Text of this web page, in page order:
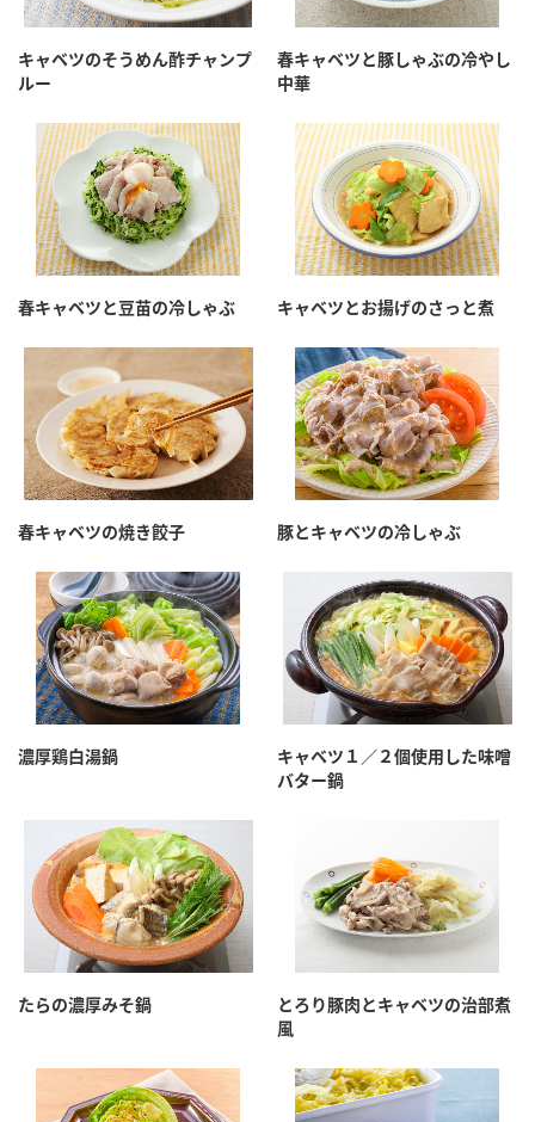
キャベツのそうめん酢チャンプ
ルー
春キャベツと豚しゃぶの冷やし
中華
春キャベツと豆苗の冷しゃぶ キャベツとお揚げのさっと煮
春キャベツの焼き餃子 豚とキャベツの冷しゃぶ
濃厚鶏白湯鍋
キャベツ１／２個使用した味噌
バター鍋
たらの濃厚みそ鍋
とろり豚肉とキャベツの治部煮
風